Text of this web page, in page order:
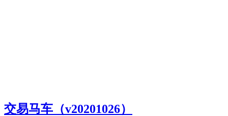
交易马车（v20201026）